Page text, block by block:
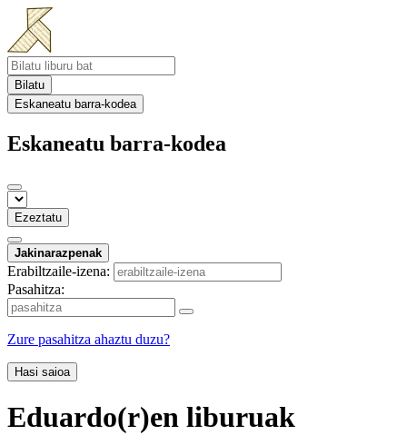
Bilatu
Eskaneatu barra-kodea
Eskaneatu barra-kodea
Ezeztatu
Jakinarazpenak
Erabiltzaile-izena:
Pasahitza:
Zure pasahitza ahaztu duzu?
Hasi saioa
Eduardo(r)en liburuak